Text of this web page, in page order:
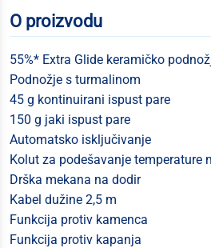
O proizvodu
55%* Extra Glide keramičko
Podnožje s turmalinom
45 g kontinuirani ispust pare
150 g jaki ispust pare
Automatsko isključivanje
Kolut za podešavanje temperature
Drška mekana na dodir
Kabel dužine 2,5 m
Funkcija protiv kamenca
Funkcija protiv kapanja